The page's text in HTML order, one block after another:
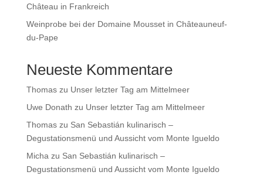
Château in Frankreich
Weinprobe bei der Domaine Mousset in Châteauneuf-
du-Pape
Neueste Kommentare
Thomaszu Unser letzter Tag am Mittelmeer
Uwe Donath zu Unser letzter Tag am Mittelmeer
Thomaszu San Sebastián kulinarisch –
Degustationsmenü und Aussicht vom Monte Igueldo
Michazu San Sebastián kulinarisch –
Degustationsmenü und Aussicht vom Monte Igueldo